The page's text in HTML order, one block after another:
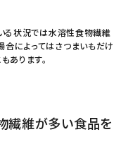
る状況では水溶性食物繊維
合によってはさつまいもだけ
あります。
繊維が多い食品を